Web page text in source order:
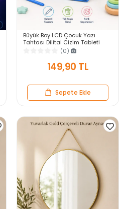
Büyük Boy LCD Çocuk Yazı
Tahtası Dijital Çizim Tableti
Kalemli Silinebilir 8.5′ Oyuncak
(0)
149,90 TL
Sepete Ekle